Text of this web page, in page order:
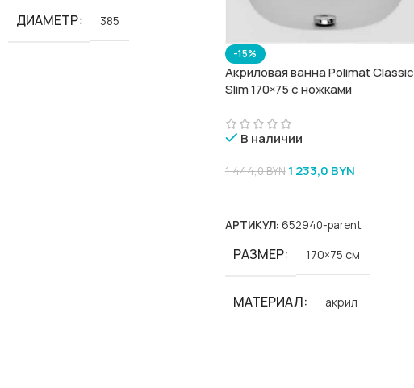
ДИАМЕТР 385
-15%
Акриловая ванна Polimat Classic
Slim 170×75 с ножками
В наличии
1 444,0BYN 1 233,0 BYN
АРТИКУЛ: 652940-parent
РАЗМЕР 170×75 см
МАТЕРИАЛ акрил